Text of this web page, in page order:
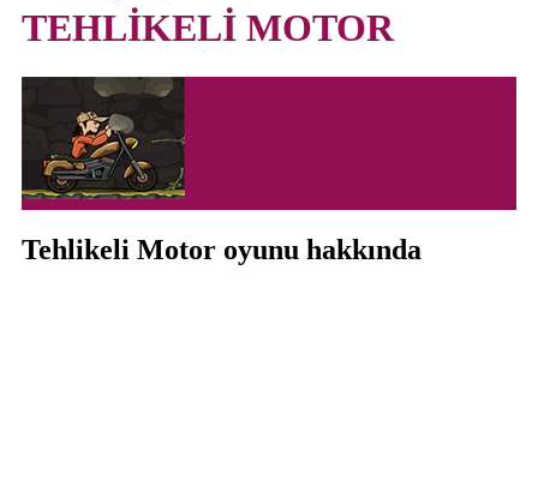
TEHLİKELİ MOTOR
Tehlikeli Motor oyunu hakkında